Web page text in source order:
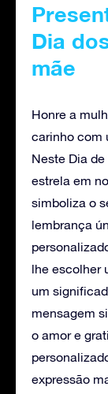
Dia
mãe
Honre a
carinho com
Neste Dia
estrela em
simboliza o
lembrança
lhe escolher
um
mensagem
o amor e
expressão